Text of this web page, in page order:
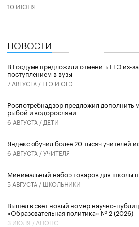
10 ИЮНЯ
НОВОСТИ
В Госдуме предложили отменить ЕГЭ из-
поступлением в вузы
7 АВГУСТА / ЕГЭ И ОГЭ
Роспотребнадзор предложил дополнить
рыбой и водорослями
6 АВГУСТА / ДЕТИ
​Яндекс обучил более 20 тысяч учителей
6 АВГУСТА /УЧИТЕЛЯ
Минимальный набор товаров для школы
5 АВГУСТА / ШКОЛЬНИКИ
Вышел в свет новый номер научно-
«Образовательная политика» № 2 (2026)
3 ИЮЛЯ / АНОНС